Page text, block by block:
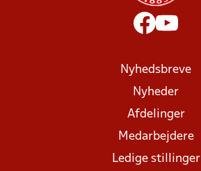
Nyhedsbreve
Nyheder
Afdelinger
Medarbejdere
Ledige stillinger